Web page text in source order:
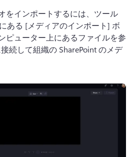
をインポートするには、ツール
ある [メディアのインポート] ボ
ピューター上にあるファイルを参
続して組織の SharePoint のメデ